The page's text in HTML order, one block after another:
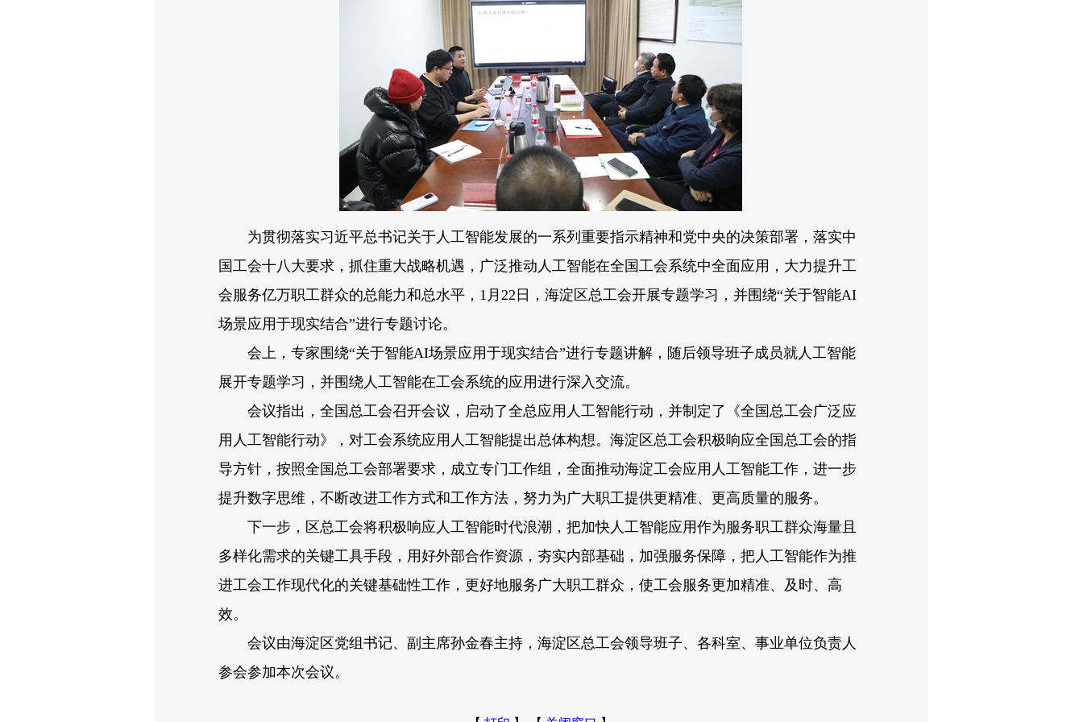
为贯彻落实习近平总书记关于人工智能发展的一系列重要指示精神和党中央的决策部署，落实中
国工会十八大要求，抓住重大战略机遇，广泛推动人工智能在全国工会系统中全面应用，大力提升工
会服务亿万职工群众的总能力和总水平，1月22日，海淀区总工会开展专题学习，并围绕“关于智能AI
场景应用于现实结合”进行专题讨论。
会上，专家围绕“关于智能AI场景应用于现实结合”进行专题讲解，随后领导班子成员就人工智能
展开专题学习，并围绕人工智能在工会系统的应用进行深入交流。
会议指出，全国总工会召开会议，启动了全总应用人工智能行动，并制定了《全国总工会广泛应
用人工智能行动》，对工会系统应用人工智能提出总体构想。海淀区总工会积极响应全国总工会的指
导方针，按照全国总工会部署要求，成立专门工作组，全面推动海淀工会应用人工智能工作，进一步
提升数字思维，不断改进工作方式和工作方法，努力为广大职工提供更精准、更高质量的服务。
下一步，区总工会将积极响应人工智能时代浪潮，把加快人工智能应用作为服务职工群众海量且
多样化需求的关键工具手段，用好外部合作资源，夯实内部基础，加强服务保障，把人工智能作为推
进工会工作现代化的关键基础性工作，更好地服务广大职工群众，使工会服务更加精准、及时、高
效。
会议由海淀区党组书记、副主席孙金春主持，海淀区总工会领导班子、各科室、事业单位负责人
参会参加本次会议。